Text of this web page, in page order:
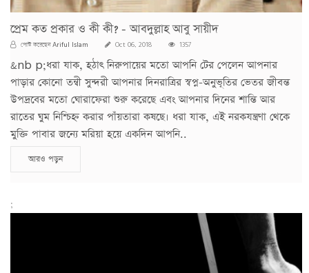
প্রেম কত প্রকার ও কী কী? - আবদুল্লাহ আবু সায়ীদ
পোস্ট করেছেনAriful Islam Oct 06, 2018 1357
&nb p;ধরা যাক, হঠাৎ নিরুপায়ের মতো আপনি টের পেলেন আপনার
পাড়ার কোনো তন্বী সুন্দরী আপনার দিনরাত্রির স্বপ্ন-অনুভূতির ভেতর জীবন্ত
উপদ্রবের মতো ঘোরাফেরা শুরু করেছে এবং আপনার দিনের শান্তি আর
রাতের ঘুম নিশ্চিহ্ন করার পাঁয়তারা কষছে। ধরা যাক, এই নরকযন্ত্রণা থেকে
মুক্তি পাবার জন্যে মরিয়া হয়ে একদিন আপনি..
আরও পড়ুন
;